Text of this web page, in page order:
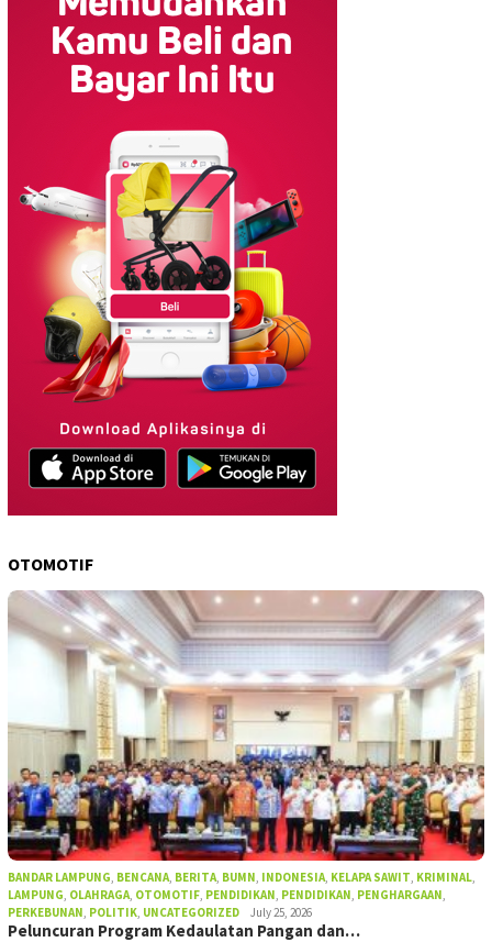
OTOMOTIF
BANDAR LAMPUNG, BENCANA, BERITA, BUMN, INDONESIA, KELAPA SAWIT, KRIMINAL,
LAMPUNG, OLAHRAGA, OTOMOTIF, PENDIDIKAN, PENDIDIKAN, PENGHARGAAN,
PERKEBUNAN, POLITIK, UNCATEGORIZED July 25, 2026
Peluncuran Program Kedaulatan Pangan dan…